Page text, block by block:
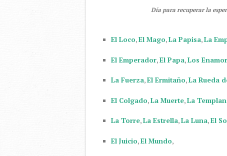
Día para recuperar la
El Loco,El Mago,La Papisa,La
El Emperador,El Papa,Los
La Fuerza,El Ermitaño,La Rueda
El Colgado,La Muerte,La
La Torre,La Estrella,La Luna,El
El Juicio,El Mundo,